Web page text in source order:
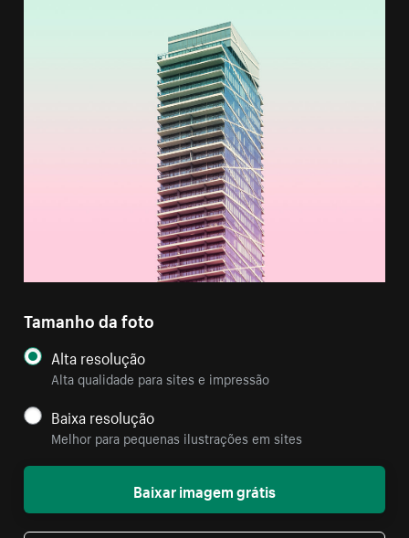
Tamanho da foto
Alta resolução
Alta qualidade para sites e impressão
Baixa resolução
Melhor para pequenas ilustrações em sites
Baixar imagem grátis